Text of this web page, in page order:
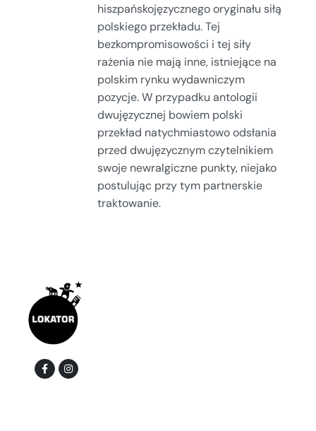
hiszpańskojęzycznego oryginału siłą
polskiego przekładu. Tej
bezkompromisowości i tej siły
rażenia nie mają inne, istniejące na
polskim rynku wydawniczym
pozycje. W przypadku antologii
dwujęzycznej bowiem polski
przekład natychmiastowo odsłania
przed dwujęzycznym czytelnikiem
swoje newralgiczne punkty, niejako
postulując przy tym partnerskie
traktowanie.